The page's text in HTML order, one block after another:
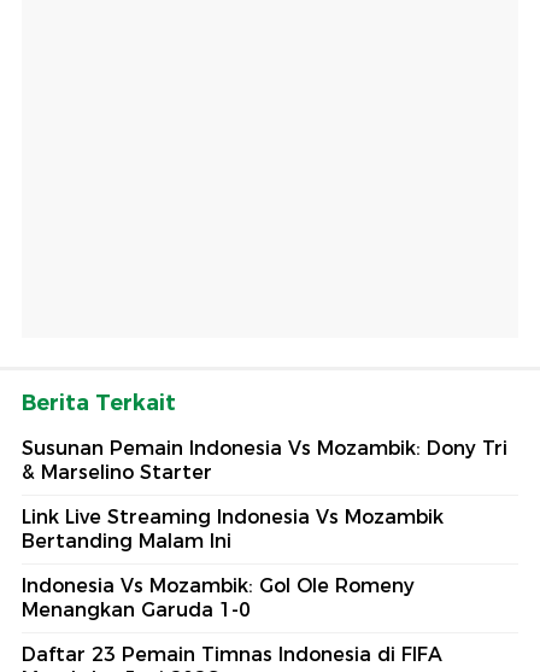
Berita Terkait
Susunan Pemain Indonesia Vs Mozambik: Dony Tri
& Marselino Starter
Link Live Streaming Indonesia Vs Mozambik
Bertanding Malam Ini
Indonesia Vs Mozambik: Gol Ole Romeny
Menangkan Garuda 1-0
Daftar 23 Pemain Timnas Indonesia di FIFA